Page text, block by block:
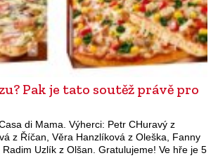
Pak je tato soutěž právě pro
di Mama. Výherci: Petr CHuravý z
z Říčan, Věra Hanzlíková z Oleška, Fanny
Uzlík z Olšan. Gratulujeme! Ve hře je 5